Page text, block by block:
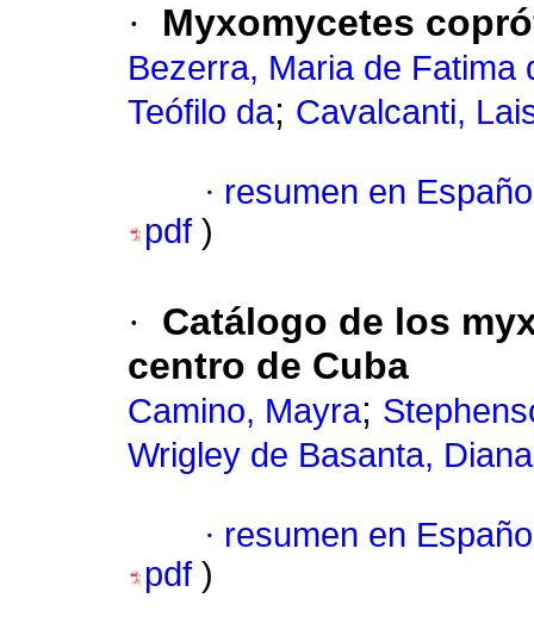
· Myxomycetes
Bezerra, Maria de Fatima
Teófilo da; Cavalcanti,
· resumen en
pdf )
·
Catálogo de los
centro de Cuba
Camino, Mayra;
Wrigley de Basanta, Diana
· resumen en
pdf )